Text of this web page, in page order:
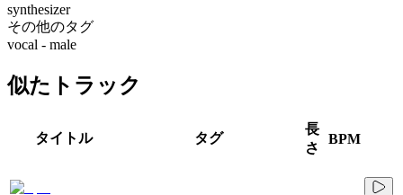
synthesizer
その他のタグ
vocal - male
似たトラック
タイトル タグ
長
さ
BPM